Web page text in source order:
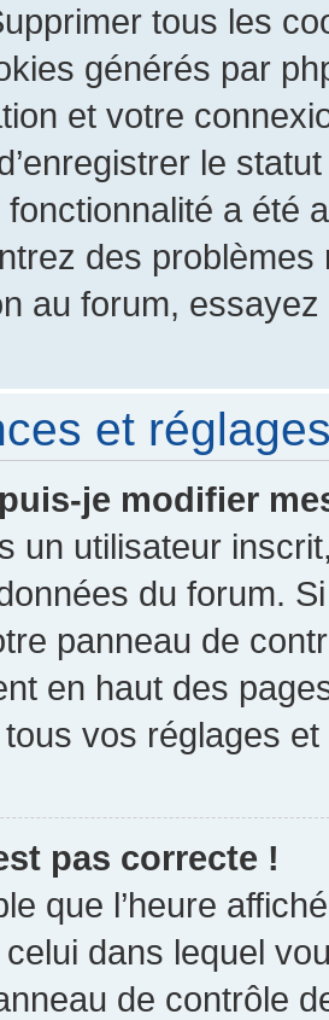
tous les
générés par
et votre
le
a été
des
au forum,
et
je modifier
un utilisateur
du forum.
panneau de
en haut des
vos réglages
pas correcte !
que l’heure
dans lequel
de contrôle